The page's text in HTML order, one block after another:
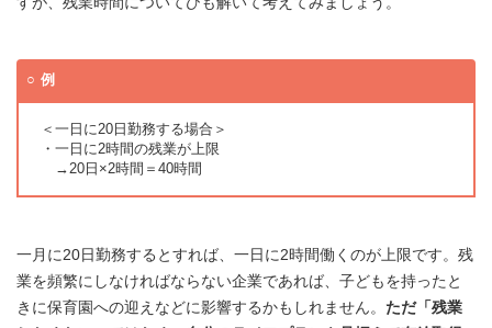
例
＜一日に20日勤務する場合＞
・一日に2時間の残業が上限
→20日×2時間＝40時間
一月に20日勤務するとすれば、一日に2時間働くのが上限です。残
業を頻繁にしなければならない企業であれば、子どもを持ったと
きに保育園への迎えなどに影響するかもしれません。 ただ「残業